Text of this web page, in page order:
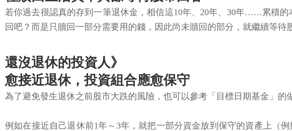
若你過去很認真的存到一筆退休金，相信這10年、20年、30年……累積
回吧？而是只贖回一部分需要用的錢，因此尚未贖回的部分，就繼續等待
還沒退休的投資人》
愈接近退休，投資組合應愈保守
為了避免發生退休之前股市大跌的風險，也可以參考「目標日期基金」的
例如在接近自己退休前1年～3年，就把一部分資金放到保守的資產上（